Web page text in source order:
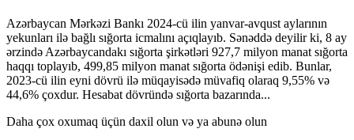
Azərbaycan Mərkəzi Bankı 2024-cü ilin yanvar-avqust aylarının
yekunları ilə bağlı sığorta icmalını açıqlayıb. Sənəddə deyilir ki, 8 ay
ərzində Azərbaycandakı sığorta şirkətləri 927,7 milyon manat sığorta
haqqı toplayıb, 499,85 milyon manat sığorta ödənişi edib. Bunlar,
2023-cü ilin eyni dövrü ilə müqayisədə müvafiq olaraq 9,55% və
44,6% çoxdur. Hesabat dövründə sığorta bazarında...
Daha çox oxumaq üçün daxil olun və ya abunə olun